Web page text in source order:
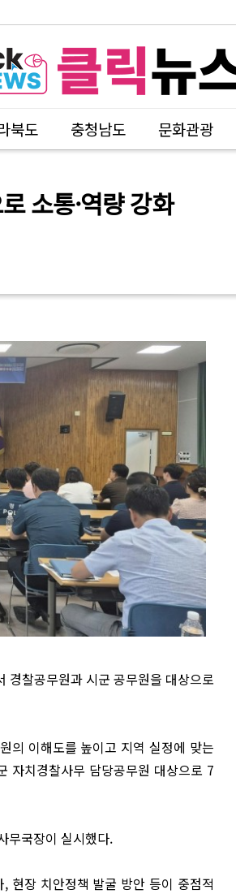
북도 충청남도 문화관광
소통·역량 강화
경찰공무원과 시군 공무원을 대상으로
의 이해도를 높이고 지역 실정에 맞는
자치경찰사무 담당공무원 대상으로 7
무국장이 실시했다.
현장 치안정책 발굴 방안 등이 중점적